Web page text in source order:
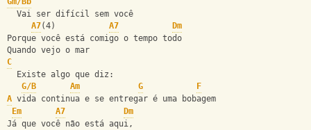
  Vai ser difícil sem você
A7(4) A7
Dm
Porque você está comigo o tempo todo
Quando vejo o mar
C
  Existe algo que diz:
G/B
Am G
F
A vida continua e se entregar é uma bobagem
Em
A7
Dm
Já que você não está aqui,